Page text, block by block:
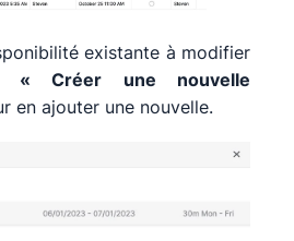
existante à modifier
« Créer une nouvelle
en ajouter une nouvelle.